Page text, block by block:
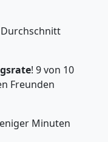
! 9 von 10
Freunden
Minuten